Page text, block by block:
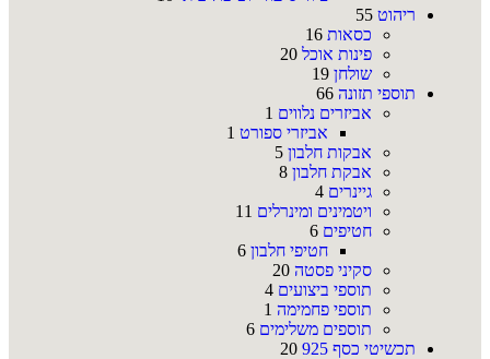
ריהוט 55
כסאות 16
פינות אוכל 20
שולחן 19
תוספי תזונה 66
אביזרים נלווים 1
אביזרי ספורט 1
אבקות חלבון 5
אבקת חלבון 8
גיינרים 4
ויטמינים ומינרלים 11
חטיפים 6
חטיפי חלבון 6
סקיני פסטה 20
תוספי ביצועים 4
תוספי פחמימה 1
תוספים משלימים 6
תכשיטי כסף 925
20